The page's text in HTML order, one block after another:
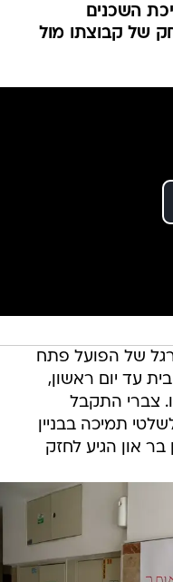
השכנים
של קבוצתו מול
של הפועל פתח
עד יום ראשון,
צברי התקבל
תמיכה בבניין
און הגיע לחזק